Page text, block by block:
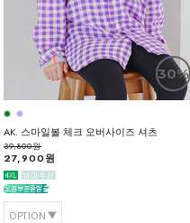
30%
AK. 스마일볼 체크 오버사이즈 셔츠
39,800원
27,900원
OPTION